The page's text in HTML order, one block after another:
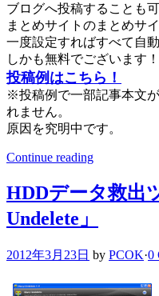
ブログへ投稿することも可
まとめサイトのまとめサ
一度設定すればすべて自
しかも無料でございます！
投稿例はこちら！
※投稿例で一部記事本文
れません。
原因を究明中です。
Continue reading
HDDデータ救出
Undelete」
2012年3月23日 by PCOK·0